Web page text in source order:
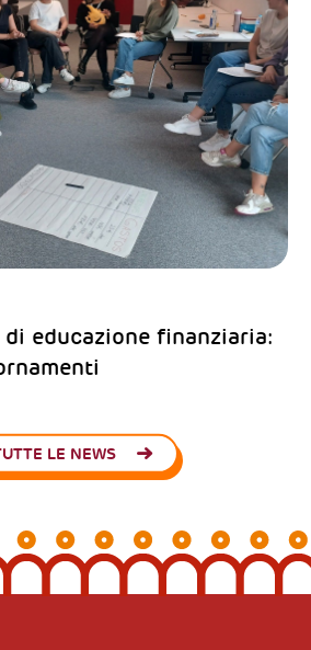
di educazione finanziaria:
LE NEWS